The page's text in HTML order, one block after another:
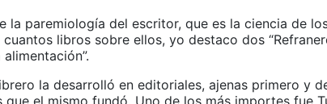
la paremiología del escritor, que es la ciencia de
cuantos libros sobre ellos, yo destaco dos
la desarrolló en editoriales, ajenas primero y
que el mismo fundó. Uno de los más importes fue